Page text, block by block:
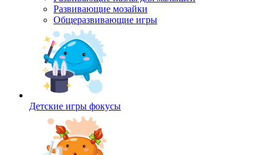
Развивающие мозайки
Общеразвивающие игры
Детские игры фокусы